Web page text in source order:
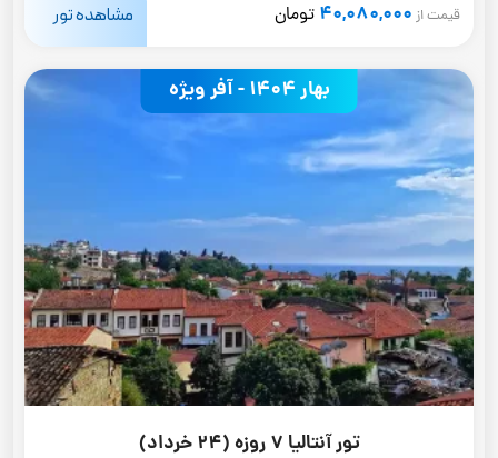
قیمت از 40,080,000 تومان مشاهده تور
بهار 1404 - آفر ویژه
تور آنتالیا 7 روزه (24 خرداد)